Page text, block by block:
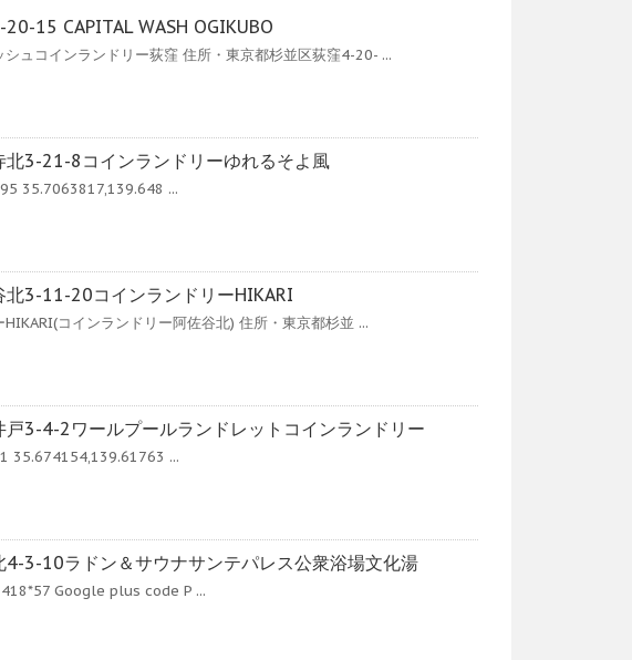
15 CAPITAL WASH OGIKUBO
ュコインランドリー荻窪 住所・東京都杉並区荻窪4-20- ...
北3-21-8コインランドリーゆれるそよ風
35.7063817,139.648 ...
北3-11-20コインランドリーHIKARI
コインランドリー阿佐谷北) 住所・東京都杉並 ...
戸3-4-2ワールプールランドレットコインランドリー
35.674154,139.61763 ...
4-3-10ラドン＆サウナサンテパレス公衆浴場文化湯
Google plus code P ...